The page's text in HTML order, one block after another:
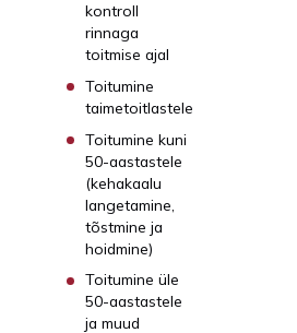
kontroll
rinnaga
toitmise ajal
Toitumine
taimetoitlastele
Toitumine kuni
50-aastastele
(kehakaalu
langetamine,
tõstmine ja
hoidmine)
Toitumine üle
50-aastastele
ja muud